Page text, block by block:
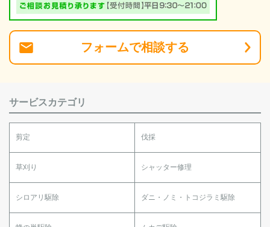
フォームで相談する
サービスカテゴリ
剪定 伐採
草刈り シャッター修理
シロアリ駆除 ダニ・ノミ・トコジラミ駆除